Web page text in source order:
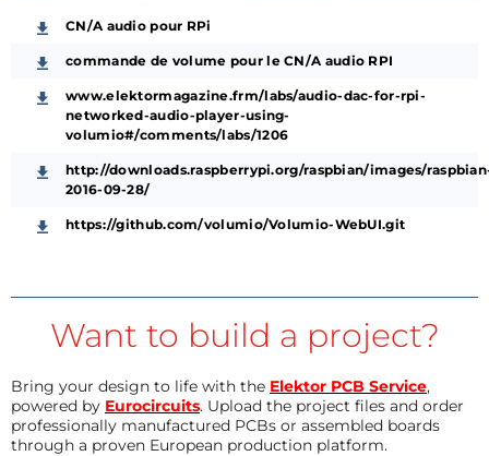
CN/A audio pour RPi
commande de volume pour le CN/A audio RPI
www.elektormagazine.frm/labs/audio-dac-for-rpi-
networked-audio-player-using-
volumio#/comments/labs/1206
http://downloads.raspberrypi.org/raspbian/images/
2016-09-28/
https://github.com/volumio/Volumio-WebUI.git
Want to build a project?
Bring your design to life with the Elektor PCB Service,
powered by Eurocircuits. Upload the project files and order
professionally manufactured PCBs or assembled boards
through a proven European production platform.